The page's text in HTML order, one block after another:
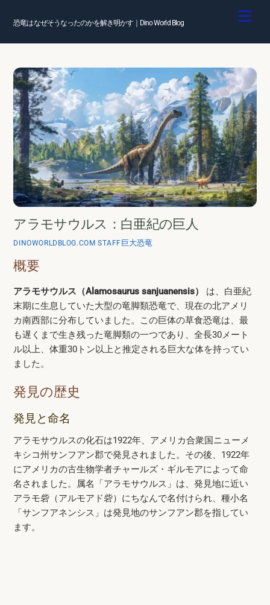
恐竜はなぜそうなったのかを解き明かす｜Dino World Blog
アラモサウルス：白亜紀の巨人
DINOWORLDBLOG.COM STAFF 巨大恐竜
概要
アラモサウルス（Alamosaurus sanjuanensis）
は、白亜紀
末期に生息していた大型の竜脚類恐竜で、現在の北アメリ
カ南西部に分布していました。この巨体の草食恐竜は、最
も遅くまで生き残った竜脚類の一つであり、全長30メート
ル以上、体重30トン以上と推定される巨大な体を持ってい
ました。
発見の歴史
発見と命名
アラモサウルスの化石は1922年、アメリカ合衆国ニューメ
キシコ州サンフアン郡で発見されました。その後、1922年
にアメリカの古生物学者チャールズ・ギルモアによって命
名されました。属名「アラモサウルス」は、発見地に近い
アラモ砦（アルモアド砦）にちなんで名付けられ、種小名
「サンフアネンシス」は発見地のサンフアン郡を指してい
ます。